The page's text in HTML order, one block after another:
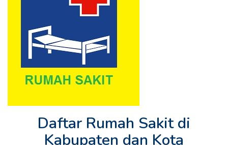
Daftar Rumah Sakit di
Kabupaten dan Kota